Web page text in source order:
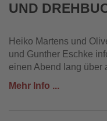
UND
Heiko Martens und
und Gunther Eschke
einen Abend lang über
Mehr Info ...